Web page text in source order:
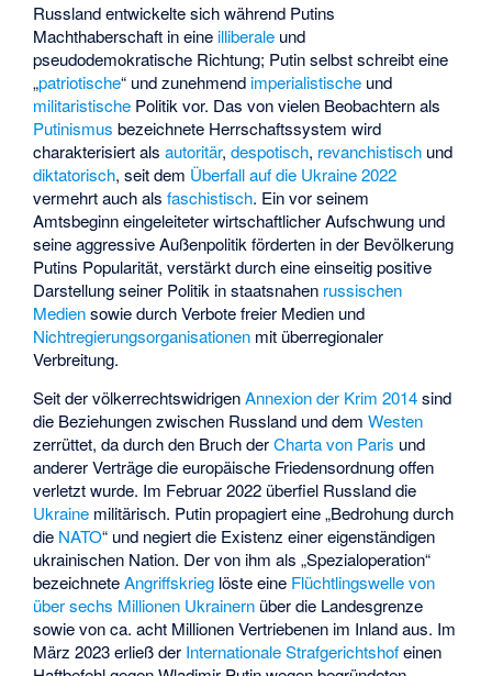
Russland entwickelte sich während Putins
Machthaberschaft in eine illiberale und
pseudodemokratische Richtung; Putin selbst schreibt eine
„patriotische“ und zunehmend imperialistische und
militaristische Politik vor. Das von vielen Beobachtern als
Putinismus bezeichnete Herrschaftssystem wird
charakterisiert alsautoritär,despotisch, revanchistisch und
diktatorisch, seit dem Überfall auf die Ukraine 2022
vermehrt auch alsfaschistisch. Ein vor seinem
Amtsbeginn eingeleiteter wirtschaftlicher Aufschwung und
seine aggressive Außenpolitik förderten in der Bevölkerung
Putins Popularität, verstärkt durch eine einseitig positive
Darstellung seiner Politik in staatsnahen russischen
Mediensowie durch Verbote freier Medien und
Nichtregierungsorganisationen mit überregionaler
Verbreitung.
Seit der völkerrechtswidrigenAnnexion der Krim 2014sind
die Beziehungen zwischen Russland und demWesten
zerrüttet, da durch den Bruch derCharta von Paris und
anderer Verträge die europäische Friedensordnung offen
verletzt wurde. Im Februar 2022 überfiel Russland die
Ukraine militärisch. Putin propagiert eine „Bedrohung durch
die NATO“ und negiert die Existenz einer eigenständigen
ukrainischen Nation. Der von ihm als „Spezialoperation“
bezeichneteAngriffskrieg löste eine Flüchtlingswelle von
über sechs Millionen Ukrainern über die Landesgrenze
sowie von ca. acht Millionen Vertriebenen im Inland aus. Im
März 2023 erließ der Internationale Strafgerichtshofeinen